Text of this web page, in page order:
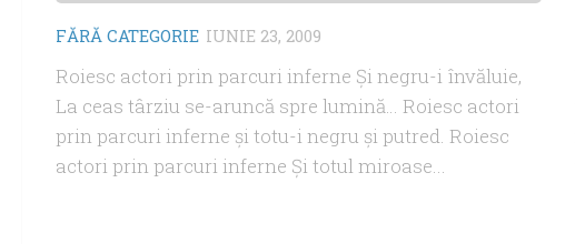
FĂRĂ CATEGORIE IUNIE 23, 2009
Roiesc actori prin parcuri inferne Şi negru-i învăluie,
La ceas târziu se-aruncă spre lumină… Roiesc actori
prin parcuri inferne şi totu-i negru şi putred. Roiesc
actori prin parcuri inferne Şi totul miroase...